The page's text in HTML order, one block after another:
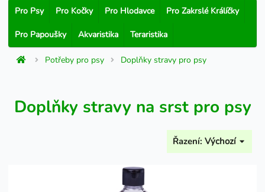
Pro Psy Pro Kočky Pro Hlodavce Pro Zakrslé Králíčky
Pro Papoušky Akvaristika Teraristika
Potřeby pro psy Doplňky stravy pro psy
Doplňky stravy na srst pro psy
Řazení: Výchozí